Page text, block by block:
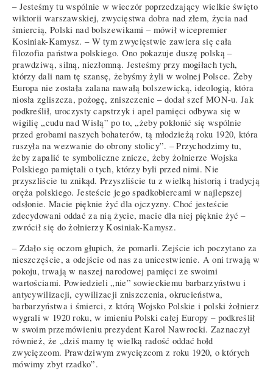
– Jesteśmy tu wspólnie w wieczór poprzedzający wielkie święto
wiktorii warszawskiej, zwycięstwa dobra nad złem, życia nad
śmiercią, Polski nad bolszewikami – mówił wicepremier
Kosiniak-Kamysz. – W tym zwycięstwie zawiera się cała
filozofia państwa polskiego. Ono pokazuje duszę polską –
prawdziwą, silną, niezłomną. Jesteśmy przy mogiłach tych,
którzy dali nam tę szansę, żebyśmy żyli w wolnej Polsce. Żeby
Europa nie została zalana nawałą bolszewicką, ideologią, która
niosła zgliszcza, pożogę, zniszczenie – dodał szef MON-u. Jak
podkreślił, uroczysty capstrzyk i apel pamięci odbywa się w
wigilię „cudu nad Wisłą” po to, „żeby pokłonić się wspólnie
przed grobami naszych bohaterów, tą młodzieżą roku 1920, która
ruszyła na wezwanie do obrony stolicy”. – Przychodzimy tu,
żeby zapalić te symboliczne znicze, żeby żołnierze Wojska
Polskiego pamiętali o tych, którzy byli przed nimi. Nie
przyszliście tu znikąd. Przyszliście tu z wielką historią i tradycją
oręża polskiego. Jesteście jego spadkobiercami w najlepszej
odsłonie. Macie pięknie żyć dla ojczyzny. Choć jesteście
zdecydowani oddać za nią życie, macie dla niej pięknie żyć –
zwrócił się do żołnierzy Kosiniak-Kamysz.
– Zdało się oczom głupich, że pomarli. Zejście ich poczytano za
nieszczęście, a odejście od nas za unicestwienie. A oni trwają w
pokoju, trwają w naszej narodowej pamięci ze swoimi
wartościami. Powiedzieli „nie” sowieckiemu barbarzyństwu i
antycywilizacji, cywilizacji zniszczenia, okrucieństwa,
barbarzyństwa i śmierci, z którą Wojsko Polskie i polski żołnierz
wygrali w 1920 roku, w imieniu Polski całej Europy – podkreślił
w swoim przemówieniu prezydent Karol Nawrocki. Zaznaczył
również, że „dziś mamy tę wielką radość oddać hołd
zwycięzcom. Prawdziwym zwycięzcom z roku 1920, o których
mówimy zbyt rzadko”.